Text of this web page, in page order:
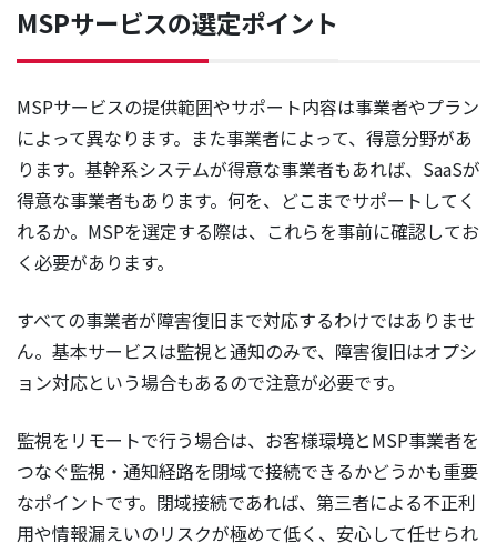
MSPサービスの選定ポイント
MSPサービスの提供範囲やサポート内容は事業者やプラン
によって異なります。また事業者によって、得意分野があ
ります。基幹系システムが得意な事業者もあれば、SaaSが
得意な事業者もあります。何を、どこまでサポートしてく
れるか。MSPを選定する際は、これらを事前に確認してお
く必要があります。
すべての事業者が障害復旧まで対応するわけではありませ
ん。基本サービスは監視と通知のみで、障害復旧はオプシ
ョン対応という場合もあるので注意が必要です。
監視をリモートで行う場合は、お客様環境とMSP事業者を
つなぐ監視・通知経路を閉域で接続できるかどうかも重要
なポイントです。閉域接続であれば、第三者による不正利
用や情報漏えいのリスクが極めて低く、安心して任せられ